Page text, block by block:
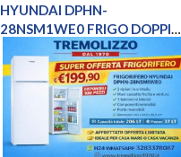
HYUNDAI DPHN-
28NSM1WE0 FRIGO DOPPIA